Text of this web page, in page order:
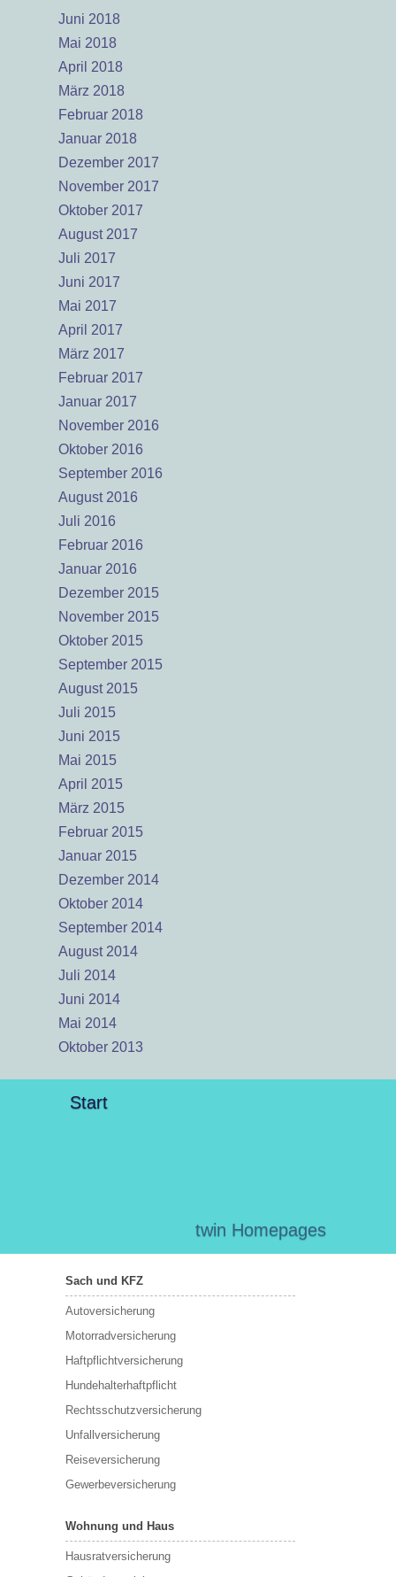
Juni 2018
Mai 2018
April 2018
März 2018
Februar 2018
Januar 2018
Dezember 2017
November 2017
Oktober 2017
August 2017
Juli 2017
Juni 2017
Mai 2017
April 2017
März 2017
Februar 2017
Januar 2017
November 2016
Oktober 2016
September 2016
August 2016
Juli 2016
Februar 2016
Januar 2016
Dezember 2015
November 2015
Oktober 2015
September 2015
August 2015
Juli 2015
Juni 2015
Mai 2015
April 2015
März 2015
Februar 2015
Januar 2015
Dezember 2014
Oktober 2014
September 2014
August 2014
Juli 2014
Juni 2014
Mai 2014
Oktober 2013
Start
twin Homepages
Sach und KFZ
Autoversicherung
Motorradversicherung
Haftpflichtversicherung
Hundehalterhaftpflicht
Rechtsschutzversicherung
Unfallversicherung
Reiseversicherung
Gewerbeversicherung
Wohnung und Haus
Hausratversicherung